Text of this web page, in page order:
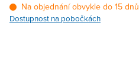
Na objednání obvykle do 15 dnů
Dostupnost na pobočkách